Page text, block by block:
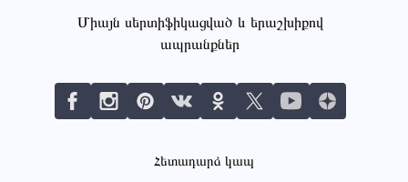
Միայն սերտիֆիկացված և երաշխիքով
ապրանքներ
Հետադարձ կապ